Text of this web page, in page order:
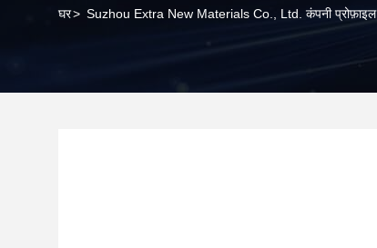
घर> Suzhou Extra New Materials Co., Ltd. कंपनी प्रोफ़ाइल